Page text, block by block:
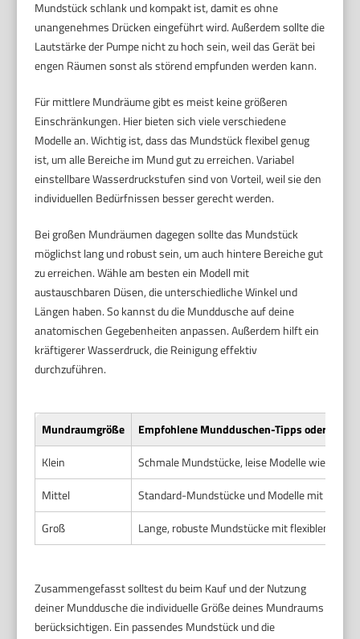
Mundstück schlank und kompakt ist, damit es ohne
unangenehmes Drücken eingeführt wird. Außerdem sollte die
Lautstärke der Pumpe nicht zu hoch sein, weil das Gerät bei
engen Räumen sonst als störend empfunden werden kann.
Für mittlere Mundräume gibt es meist keine größeren
Einschränkungen. Hier bieten sich viele verschiedene
Modelle an. Wichtig ist, dass das Mundstück flexibel genug
ist, um alle Bereiche im Mund gut zu erreichen. Variabel
einstellbare Wasserdruckstufen sind von Vorteil, weil sie den
individuellen Bedürfnissen besser gerecht werden.
Bei großen Mundräumen dagegen sollte das Mundstück
möglichst lang und robust sein, um auch hintere Bereiche gut
zu erreichen. Wähle am besten ein Modell mit
austauschbaren Düsen, die unterschiedliche Winkel und
Längen haben. So kannst du die Munddusche auf deine
anatomischen Gegebenheiten anpassen. Außerdem hilft ein
kräftigerer Wasserdruck, die Reinigung effektiv
durchzuführen.
Mundraumgröße
Empfohlene Mundduschen-Tipps oder
Klein
Schmale Mundstücke, leise Modelle wie
Mittel
Standard-Mundstücke und Modelle mit
Groß
Lange, robuste Mundstücke mit flexiblen
Zusammengefasst solltest du beim Kauf und der Nutzung
deiner Munddusche die individuelle Größe deines Mundraums
berücksichtigen. Ein passendes Mundstück und die